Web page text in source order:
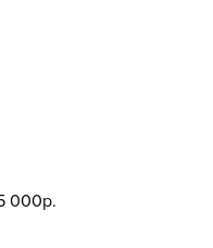
000р.